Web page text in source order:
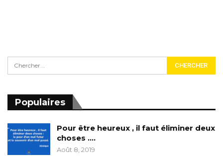
Populaires
Pour être heureux , il faut éliminer deux
choses ….
Août 8, 2019